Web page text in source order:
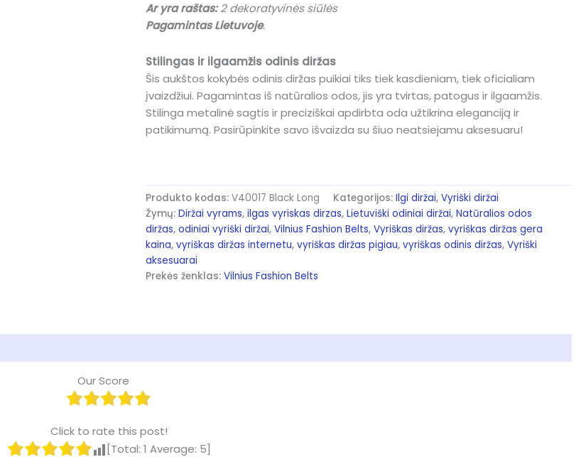
Ar yra raštas:2 dekoratyvinės siūlės
Pagamintas Lietuvoje.
Stilingas ir ilgaamžis odinis diržas
Šis aukštos kokybės odinis diržas puikiai tiks tiek kasdieniam, tiek oficialiam
įvaizdžiui. Pagamintas iš natūralios odos, jis yra tvirtas, patogus ir ilgaamžis.
Stilinga metalinė sagtis ir preciziškai apdirbta oda užtikrina eleganciją ir
patikimumą. Pasirūpinkite savo išvaizda su šiuo neatsiejamu aksesuaru!
Produkto kodas:V40017 Black Long Kategorijos:Ilgi diržai,Vyriški diržai
Žymų:Diržai vyrams,ilgas vyriskas dirzas,Lietuviški odiniai diržai,Natūralios odos
diržas,odiniai vyriški diržai,Vilnius Fashion Belts,Vyriškas diržas,vyriškas diržas gera
kaina,vyriškas diržas internetu,vyriškas diržas pigiau,vyriškas odinis diržas,Vyriški
aksesuarai
Prekės ženklas:Vilnius Fashion Belts
Our Score
Click to rate this post!
[Total: 1 Average: 5]